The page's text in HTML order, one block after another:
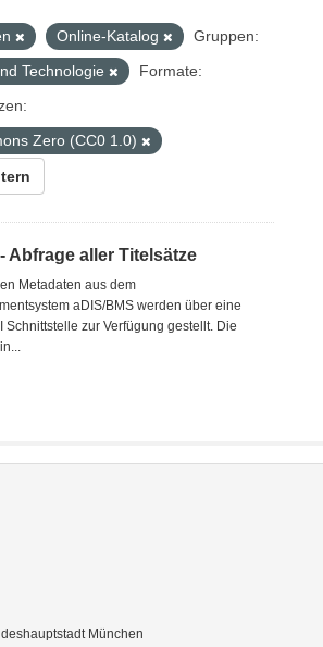
Online-Katalog
Gruppen:
Technologie
Formate:
Zero (CC0 1.0)
Abfrage aller Titelsätze
Metadaten aus dem
aDIS/BMS werden über eine
Schnittstelle zur Verfügung gestellt. Die
München